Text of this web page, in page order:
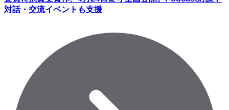
対話・交流イベントも支援